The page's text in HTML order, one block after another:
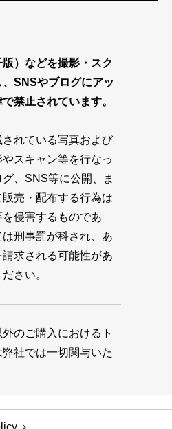
）などを撮影・スク
SNSやブログにアッ
禁止されています。
れている写真および
スキャン等を行なっ
、SNS等に公開、ま
売・配布する行為は
侵害するものであ
刑事罰が科され、あ
求される可能性があ
さい。
のご購入におけるト
社では一切関与いた